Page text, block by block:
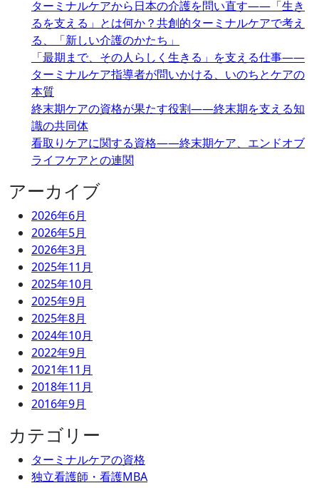
ターミナルケアから日本の介護を問い直す――「生き
るを支える」とは何か？共創的ターミナルケアで考え
る、「新しい介護のかたち」
「最期まで、その人らしく生きる」を支える仕事――
ターミナルケア指導者が問いかける、いのちとケアの
本質
終末期ケアの資格が果たす役割――終末期を支える知
識の共同体
看取りケアに関する資格――終末期ケア、エンドオブ
ライフケアとの連関
アーカイブ
2026年6月
2026年5月
2026年3月
2025年11月
2025年10月
2025年9月
2025年8月
2024年10月
2022年9月
2021年11月
2018年11月
2016年9月
カテゴリー
ターミナルケアの資格
独立看護師・看護MBA